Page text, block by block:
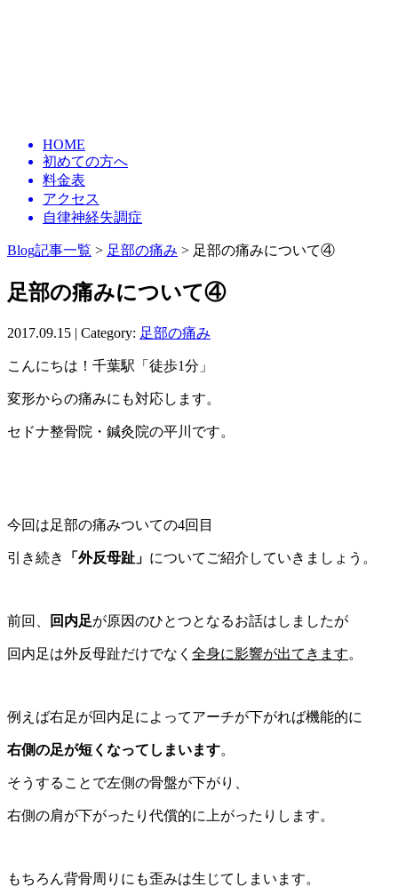
HOME
初めての方へ
料金表
アクセス
自律神経失調症
Blog記事一覧 > 足部の痛み > 足部の痛みについて④
足部の痛みについて④
2017.09.15 | Category: 足部の痛み
こんにちは！千葉駅「徒歩1分」
変形からの痛みにも対応します。
セドナ整骨院・鍼灸院の平川です。
今回は足部の痛みついての4回目
引き続き 「外反母趾」 についてご紹介していきましょう。
前回、 回内足が原因のひとつとなるお話はしましたが
回内足は外反母趾だけでなく 全身に影響が出てきます。
例えば右足が回内足によってアーチが下がれば機能的に
右側の足が短くなってしまいます。
そうすることで左側の骨盤が下がり、
右側の肩が下がったり代償的に上がったりします。
もちろん背骨周りにも歪みは生じてしまいます。